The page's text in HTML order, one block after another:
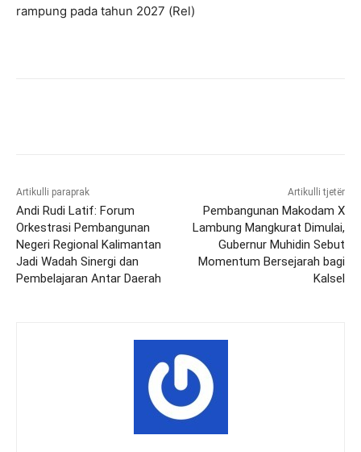
rampung pada tahun 2027 (Rel)
Artikulli paraprak
Andi Rudi Latif: Forum
Orkestrasi Pembangunan
Negeri Regional Kalimantan
Jadi Wadah Sinergi dan
Pembelajaran Antar Daerah
Artikulli tjetër
Pembangunan Makodam X
Lambung Mangkurat Dimulai,
Gubernur Muhidin Sebut
Momentum Bersejarah bagi
Kalsel